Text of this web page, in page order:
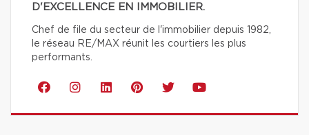
D'EXCELLENCE EN IMMOBILIER.
Chef de file du secteur de l'immobilier depuis 1982,
le réseau RE/MAX réunit les courtiers les plus
performants.